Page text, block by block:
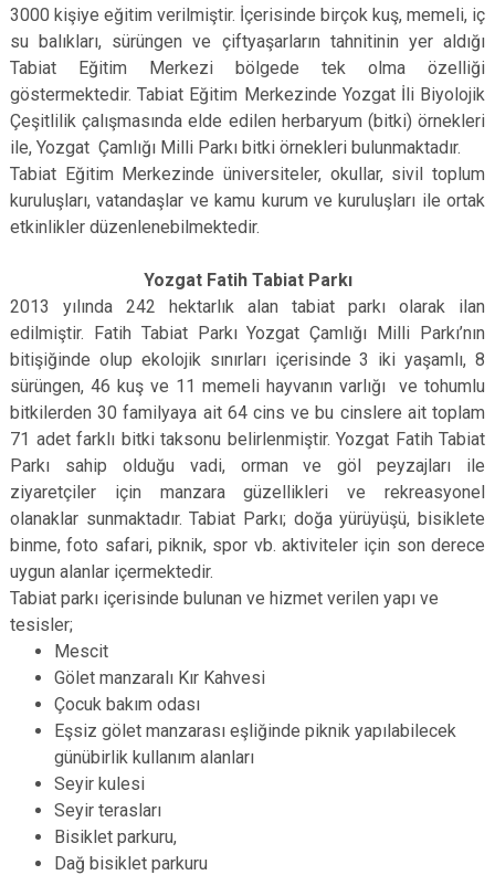
3000 kişiye eğitim verilmiştir. İçerisinde birçok kuş, memeli, iç
su balıkları, sürüngen ve çiftyaşarların tahnitinin yer aldığı
Tabiat Eğitim Merkezi bölgede tek olma özelliği
göstermektedir. Tabiat Eğitim Merkezinde Yozgat İli Biyolojik
Çeşitlilik çalışmasında elde edilen herbaryum (bitki) örnekleri
ile, Yozgat Çamlığı Milli Parkı bitki örnekleri bulunmaktadır.
Tabiat Eğitim Merkezinde üniversiteler, okullar, sivil toplum
kuruluşları, vatandaşlar ve kamu kurum ve kuruluşları ile ortak
etkinlikler düzenlenebilmektedir.
Yozgat Fatih Tabiat Parkı
2013 yılında 242 hektarlık alan tabiat parkı olarak ilan
edilmiştir. Fatih Tabiat Parkı Yozgat Çamlığı Milli Parkı’nın
bitişiğinde olup ekolojik sınırları içerisinde 3 iki yaşamlı, 8
sürüngen, 46 kuş ve 11 memeli hayvanın varlığı ve tohumlu
bitkilerden 30 familyaya ait 64 cins ve bu cinslere ait toplam
71 adet farklı bitki taksonu belirlenmiştir. Yozgat Fatih Tabiat
Parkı sahip olduğu vadi, orman ve göl peyzajları ile
ziyaretçiler için manzara güzellikleri ve rekreasyonel
olanaklar sunmaktadır. Tabiat Parkı; doğa yürüyüşü, bisiklete
binme, foto safari, piknik, spor vb. aktiviteler için son derece
uygun alanlar içermektedir.
Tabiat parkı içerisinde bulunan ve hizmet verilen yapı ve
tesisler;
Mescit
Gölet manzaralı Kır Kahvesi
Çocuk bakım odası
Eşsiz gölet manzarası eşliğinde piknik yapılabilecek
günübirlik kullanım alanları
Seyir kulesi
Seyir terasları
Bisiklet parkuru,
Dağ bisiklet parkuru